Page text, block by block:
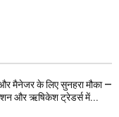
मैनेजर के लिए सुनहरा मौका —
और ऋषिकेश ट्रेडर्स में...